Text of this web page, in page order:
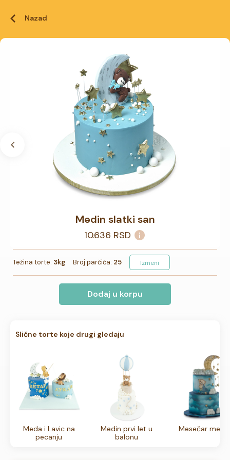
Nazad
Medin slatki san
10.636 RSD
Težina torte: 3kg Broj parčića: 25 Izmeni
Dodaj u korpu
Slične torte koje drugi gledaju
Meda i Lavic na
pecanju
Medin prvi let u
balonu
Mesečar meda